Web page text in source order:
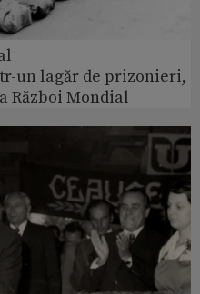
un lagăr de prizonieri,
Război Mondial